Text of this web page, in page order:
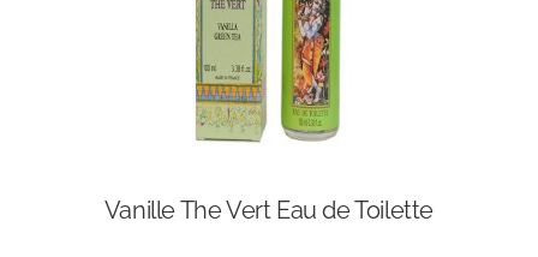
Vanille The Vert Eau de Toilette